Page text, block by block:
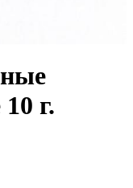
г.